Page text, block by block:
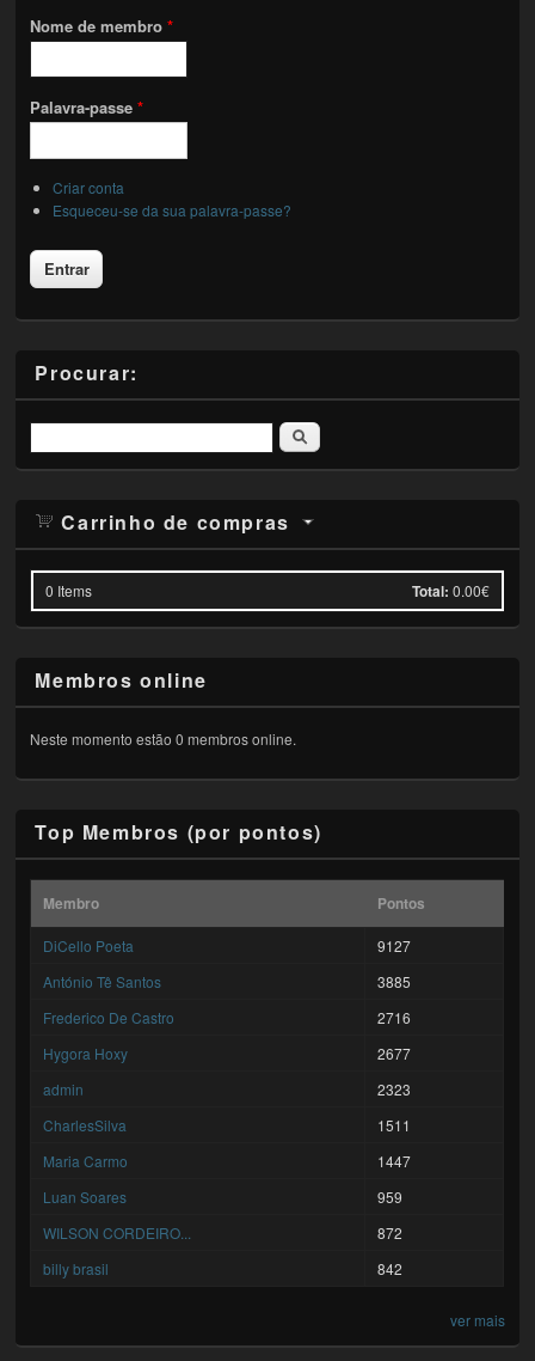
Nome de membro*
Palavra-passe*
Criar conta
Esqueceu-se da sua palavra-passe?
Procurar:
Pesquisar
Carrinho de compras
0 Items Total: 0.00€
Membros online
Neste momento estão 0 membros online.
Top Membros (por pontos)
Membro Pontos
DiCello Poeta
9127
António Tê Santos
3885
Frederico De Castro
2716
Hygora Hoxy
2677
admin
2323
CharlesSilva
1511
Maria Carmo
1447
Luan Soares
959
WILSON CORDEIRO...
872
billy brasil
842
ver mais